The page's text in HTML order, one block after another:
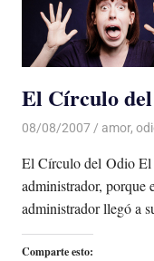
El Círculo
08/08/2007 Luis
amor,
El Círculo del Odio El
administrador, porque
administrador llegó a
Comparte esto: